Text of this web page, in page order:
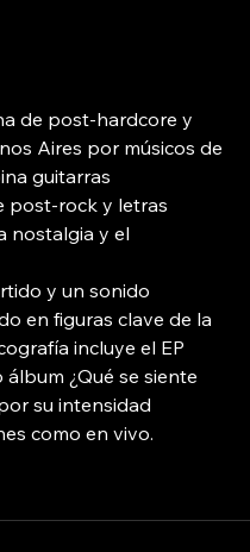
de post-hardcore y
Aires por músicos de
guitarras
post-rock y letras
nostalgia y el
y un sonido
en figuras clave de la
incluye el EP
¿Qué se siente
su intensidad
como en vivo.